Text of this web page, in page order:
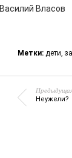
Василий Власов
Метки: дети,
Неужели?